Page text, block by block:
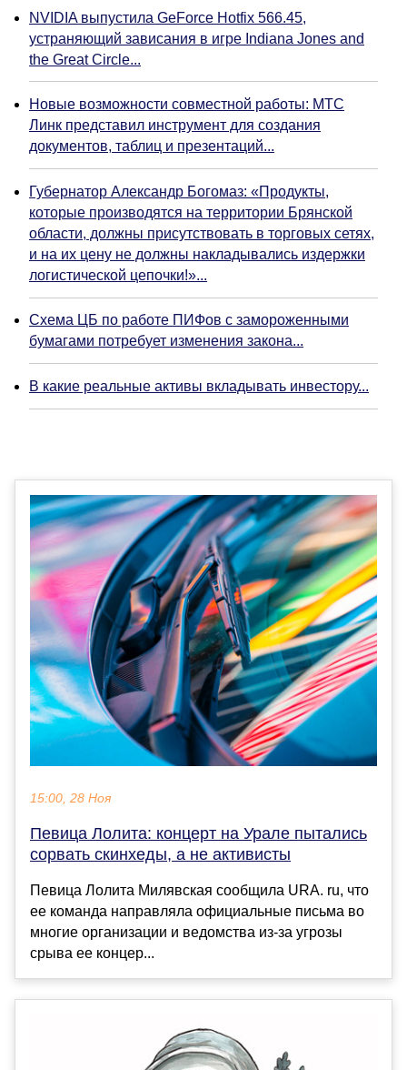
NVIDIA выпустила GeForce Hotfix 566.45,
устраняющий зависания в игре Indiana Jones and
the Great Circle...
Новые возможности совместной работы: МТС
Линк представил инструмент для создания
документов, таблиц и презентаций...
Губернатор Александр Богомаз: «Продукты,
которые производятся на территории Брянской
области, должны присутствовать в торговых сетях,
и на их цену не должны накладывались издержки
логистической цепочки!»...
Схема ЦБ по работе ПИФов с замороженными
бумагами потребует изменения закона...
В какие реальные активы вкладывать инвестору...
15:00, 28 Ноя
Певица Лолита: концерт на Урале пытались
сорвать скинхеды, а не активисты
Певица Лолита Милявская сообщила URA. ru, что
ее команда направляла официальные письма во
многие организации и ведомства из-за угрозы
срыва ее концер...